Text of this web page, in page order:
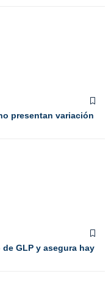
presentan variación
GLP y asegura hay